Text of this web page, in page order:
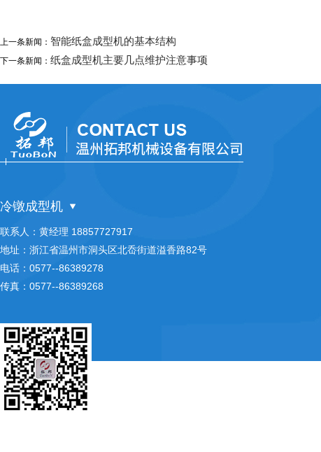
上一条新闻： 智能纸盒成型机的基本结构
下一条新闻： 纸盒成型机主要几点维护注意事项
冷镦成型机
联系人：黄经理 18857727917
地址：浙江省温州市洞头区北岙街道溢香路82号
电话：0577--86389278
传真：0577--86389268